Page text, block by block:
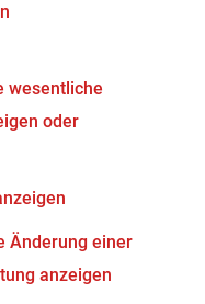
wesentliche
oder
Änderung einer
anzeigen